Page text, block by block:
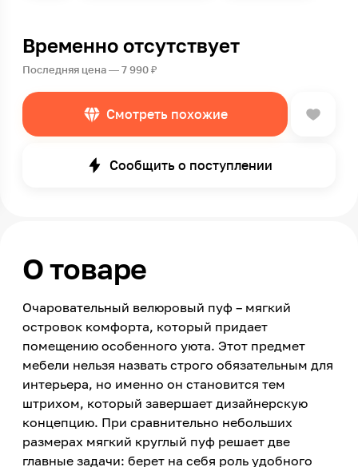
Временно отсутствует
Последняя цена — 7 990 ₽
Смотреть похожие
Сообщить о поступлении
О товаре
Очаровательный велюровый пуф – мягкий
островок комфорта, который придает
помещению особенного уюта. Этот предмет
мебели нельзя назвать строго обязательным для
интерьера, но именно он становится тем
штрихом, который завершает дизайнерскую
концепцию. При сравнительно небольших
размерах мягкий круглый пуф решает две
главные задачи: берет на себя роль удобного